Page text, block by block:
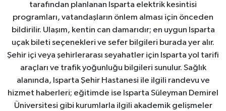
tarafından planlanan Isparta elektrik kesintisi
programları, vatandaşların önlem alması için önceden
bildirilir. Ulaşım, kentin can damarıdır; en uygun Isparta
uçak bileti seçenekleri ve sefer bilgileri burada yer alır.
Şehir içi veya şehirlerarası seyahatler için Isparta yol tarifi
araçları ve trafik yoğunluğu bilgileri sunulur. Sağlık
alanında, Isparta Şehir Hastanesi ile ilgili randevu ve
hizmet haberleri; eğitimde ise Isparta Süleyman Demirel
Üniversitesi gibi kurumlarla ilgili akademik gelişmeler